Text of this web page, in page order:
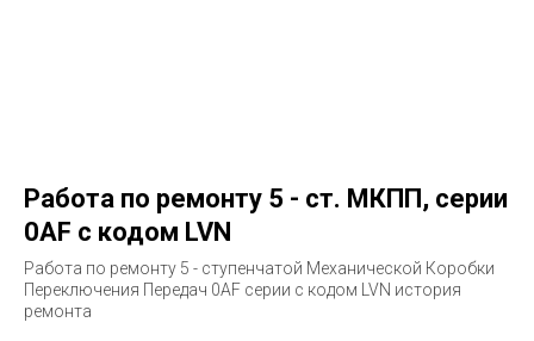
Работа по ремонту 5 - ст. МКПП, серии
0AF с кодом LVN
Работа по ремонту 5 - ступенчатой Механической Коробки
Переключения Передач 0AF серии с кодом LVN история
ремонта